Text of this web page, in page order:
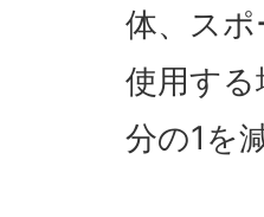
体、ス
使用す
分の1を